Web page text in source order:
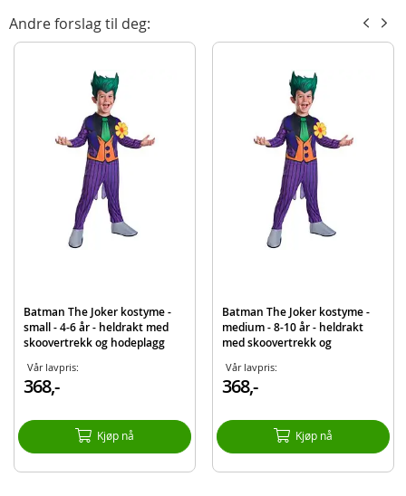
Justice League Batmobile - bil i metall
Mål bil: ca. 12,5 cm
Materiale: metall og plast
Alder: fra 8 år
Produktdetaljer
Andre forslag til deg:
Batman The Joker kostyme -
small - 4-6 år - heldrakt med
skoovertrekk og hodeplagg
Vår lavpris:
368,-
Kjøp nå
Batman The Joker kostyme -
medium - 8-10 år - heldrakt
med skoovertrekk og
Vår lavpris:
368,-
Kjøp nå